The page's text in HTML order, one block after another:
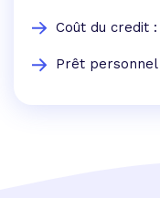
Coût du credit :
Prêt personnel